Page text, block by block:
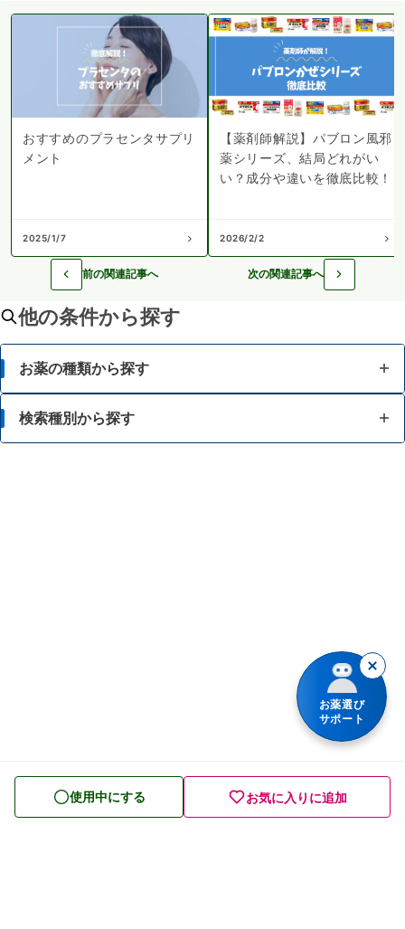
おすすめのプラセンタサプリ
メント
2025/1/7
【薬剤師解説】パブロン風邪
薬シリーズ、結局どれがい
い？成分や違いを徹底比較！
2026/2/2
前の関連記事へ 次の関連記事へ
他の条件から探す
お薬の種類から探す
かぜ薬
皮膚薬
検索種別から探す
使用中にする お気に入りに追加
お薬選び
サポート